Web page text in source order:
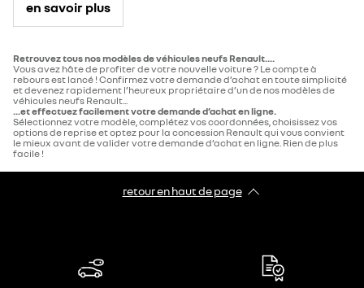
en savoir plus
Retrouvez tous nos modèles de véhicules neufs Renault....
Vous avez hâte de profiter de votre nouvelle voiture ? Le compte à
rebours est lancé ! Confirmez votre demande d’achat en toute simplicité
et devenez rapidement l’heureux propriétaire d’un de nos modèles de
véhicules neufs Renault...
...et effectuez facilement votre demande d’achat en ligne.
Sélectionnez votre modèle, complétez vos coordonnées, choisissez vos
options de reprise et optez pour la concession Renault qui vous convient
le mieux avant de valider votre demande d’achat en ligne. Rien de plus
facile !
retour en haut de page​